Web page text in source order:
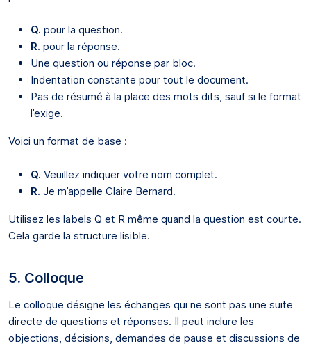
Q. pour la question.
R. pour la réponse.
Une question ou réponse par bloc.
Indentation constante pour tout le document.
Pas de résumé à la place des mots dits, sauf si le format
l’exige.
Voici un format de base :
Q. Veuillez indiquer votre nom complet.
R. Je m’appelle Claire Bernard.
Utilisez les labels Q et R même quand la question est courte.
Cela garde la structure lisible.
5. Colloque
Le colloque désigne les échanges qui ne sont pas une suite
directe de questions et réponses. Il peut inclure les
objections, décisions, demandes de pause et discussions de